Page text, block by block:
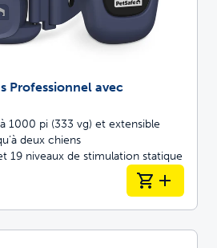
Professionnel avec
1000 pi (333 vg) et extensible
deux chiens
19 niveaux de stimulation statique